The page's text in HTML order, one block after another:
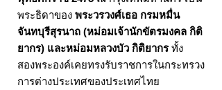
พระธิดาของ พระวรวงศ์เธอ กรมหมื่น
จันทบุรีสุรนาถ (หม่อมเจ้านักขัตรมงคล กิติ
ยากร) และหม่อมหลวงบัว กิติยากรทั้ง
สองพระองค์เคยทรงรับราชการในกระทรวง
การต่างประเทศของประเทศไทย